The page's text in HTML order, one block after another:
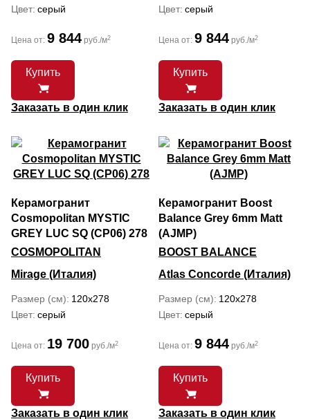
Цвет серый
Цена от: 9 844 руб./м2
Купить
Заказать в один клик
Цвет серый
Цена от: 9 844 руб./м2
Купить
Заказать в один клик
Керамогранит
Cosmopolitan MYSTIC
GREY LUC SQ (CP06) 278
COSMOPOLITAN
Mirage (Италия)
Размер (см) 120x278
Цвет серый
Цена от: 19 700 руб./м2
Купить
Заказать в один клик
Керамогранит Boost
Balance Grey 6mm Matt
(AJMP)
BOOST BALANCE
Atlas Concorde (Италия)
Размер (см) 120x278
Цвет серый
Цена от: 9 844 руб./м2
Купить
Заказать в один клик